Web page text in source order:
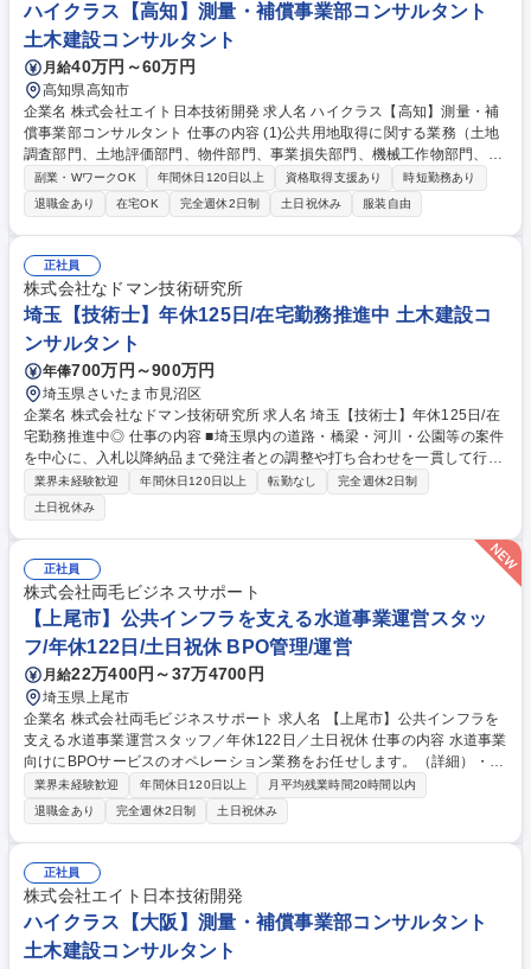
ハイクラス【高知】測量・補償事業部コンサルタント
土木建設コンサルタント
月給40万円～60万円
高知県高知市
企業名 株式会社エイト日本技術開発 求人名 ハイクラス【高知】測量・補
償事業部コンサルタント 仕事の内容 (1)公共用地取得に関する業務（土地
調査部門、土地評価部門、物件部門、事業損失部門、機械工作物部門、営
業・特殊補償部門、補償関連部門、総合補償部門） (2)用地点検業務（土
地・物件）・発注者支援業務 ※変更範囲：当社業務全般 募集職種 ハイク
ラス【高知】測量・補償事業部コンサルタント
副業・WワークOK 年間休日120日以上 資格取得支援あり
時短勤務あり
退職金あり
在宅OK 完全週休2日制 土日祝休み 服装自由
正社員
株式会社なドマン技術研究所
埼玉【技術士】年休125日/在宅勤務推進中 土木建設コ
ンサルタント
年俸700万円～900万円
埼玉県さいたま市見沼区
企業名 株式会社なドマン技術研究所 求人名 埼玉【技術士】年休125日/在
宅勤務推進中◎ 仕事の内容 ■埼玉県内の道路・橋梁・河川・公園等の案件
を中心に、入札以降納品まで発注者との調整や打ち合わせを一貫して行
い、仕様指示を社内のアシスタントさんへ出し分担しながら業務を行って
いただきます。 ■入札は社長が行っていますが、納品にむけて企画・立
案・調査・計画・設計まで行います。埼玉県のPR活動・都市計画・地域
活性化の事業にも携わっています。 業務内容の変更の範囲：当社業務全般
募集職種 埼玉【技術士】年休125日/在宅勤務推進中◎
業界未経験歓迎 年間休日120日以上 転勤なし
完全週休2日制
土日祝休み
正社員
株式会社両毛ビジネスサポート
【上尾市】公共インフラを支える水道事業運営スタッ
フ/年休122日/土日祝休 BPO管理/運営
月給22万400円～37万4700円
埼玉県上尾市
企業名 株式会社両毛ビジネスサポート 求人名 【上尾市】公共インフラを
支える水道事業運営スタッフ／年休122日／土日祝休 仕事の内容 水道事業
向けにBPOサービスのオペレーション業務をお任せします。（詳細）・水
道料金に関するお客様窓口の運営・水道メーターの検針データ管理、料金
請求・収納に関する事務・水道メーターの調査や元栓の開閉作業 ・上記に
関する事務スタッフ・検針スタッフの管理 【入社後】座学による研修に加
え先輩社員のOJTで段階的に業務を学びますので、未経験の方でも安心し
てスキルアップすることが可能です。その後は業務の習得度に応じて、ス
タッフのマネジメントや品質管理、業務改善に携わっていただきます。将
来的には、新規案件の獲得を目指す営業業務や、新規プロジェクトのマネ
ジメントまで担っていただくことを期待します。 募集職種 【上尾市】公
共インフラを支える水道事業運営スタッフ／年休122日／土日祝休
業界未経験歓迎 年間休日120日以上
月平均残業時間20時間以内
退職金あり
完全週休2日制 土日祝休み
正社員
株式会社エイト日本技術開発
ハイクラス【大阪】測量・補償事業部コンサルタント
土木建設コンサルタント